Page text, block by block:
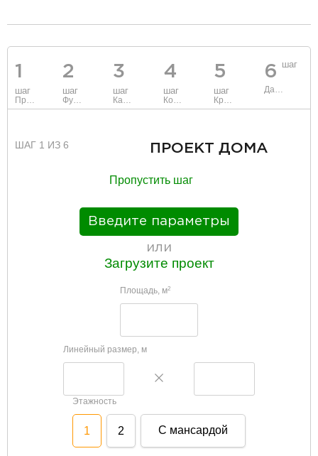
1
шаг
Проект
2
шаг
Фундамент
3
шаг
Каркас и стены
4
шаг
Коммуникации
5
шаг
Крыша
6 шаг
Данные
ШАГ 1 ИЗ 6 ПРОЕКТ ДОМА
Пропустить шаг
Введите параметры
или
Загрузите проект
Площадь, м2
Линейный размер, м
Этажность
1 2 С мансардой